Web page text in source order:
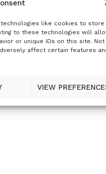
like cookies to store
to these technologies will
or unique IDs on this site. Not
affect certain features
VIEW
o bizcochos.
postres.